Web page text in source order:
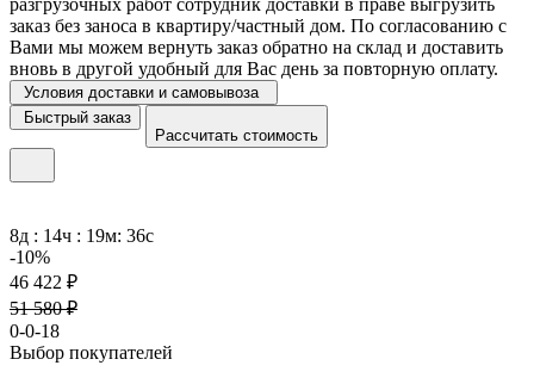
разгрузочных работ сотрудник доставки в праве выгрузить
заказ без заноса в квартиру/частный дом. По согласованию с
Вами мы можем вернуть заказ обратно на склад и доставить
вновь в другой удобный для Вас день за повторную оплату.
Условия доставки и самовывоза
Быстрый заказ
Рассчитать стоимость
8д : 14ч : 19м: 36с
-10%
46 422 ₽
51 580 ₽
0-0-18
Выбор покупателей